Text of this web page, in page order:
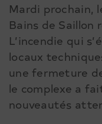
Mardi prochain,
Bains de Saillon
L’incendie qui
locaux
une fermeture
le complexe a
nouveautés